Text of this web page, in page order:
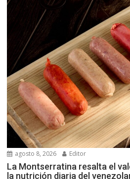
agosto 8, 2026 Editor
La Montserratina resalta el
la nutrición diaria del